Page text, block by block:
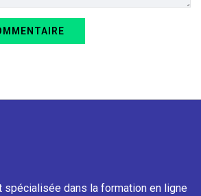
spécialisée dans la formation en ligne